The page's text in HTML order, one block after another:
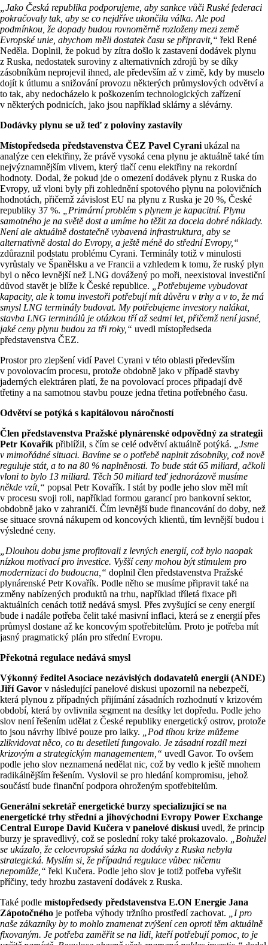
„Jako Česká republika podporujeme, aby sankce vůči Ruské federaci
pokračovaly tak, aby se co nejdříve ukončila válka. Ale pod
podmínkou, že dopady budou rovnoměrně rozloženy mezi země
Evropské unie, abychom měli dostatek času se připravit,“ řekl René
Neděla. Doplnil, že pokud by zítra došlo k zastavení dodávek plynu
z Ruska, nedostatek suroviny z alternativních zdrojů by se díky
zásobníkům neprojevil ihned, ale především až v zimě, kdy by muselo
dojít k útlumu a snižování provozu některých průmyslových odvětví a
to tak, aby nedocházelo k poškozením technologických zařízení
v některých podnicích, jako jsou například sklárny a slévárny.
Dodávky plynu se už teď z poloviny zastavily
Místopředseda představenstva ČEZ Pavel Cyrani ukázal na
analýze cen elektřiny, že právě vysoká cena plynu je aktuálně také tím
nejvýznamnějším vlivem, který tlačí cenu elektřiny na rekordní
hodnoty. Dodal, že pokud jde o omezení dodávek plynu z Ruska do
Evropy, už vloni byly při zohlednění spotového plynu na polovičních
hodnotách, přičemž závislost EU na plynu z Ruska je 20 %, České
republiky 37 %.
„Primární problém s plynem je kapacitní. Plynu
samotného je na světě dost a umíme ho těžit za docela dobré náklady.
Není ale aktuálně dostatečně vybavená infrastruktura, aby se
alternativně dostal do Evropy, a ještě méně do střední Evropy,“
zdůraznil podstatu problému Cyrani. Terminály totiž v minulosti
vyrůstaly ve Španělsku a ve Francii a vzhledem k tomu, že ruský plyn
byl o něco levnější než LNG dovážený po moři, neexistoval investiční
důvod stavět je blíže k České republice.
„Potřebujeme vybudovat
kapacity, ale k tomu investoři potřebují mít důvěru v trhy a v to, že má
smysl LNG terminály budovat. My potřebujeme investory nalákat,
stavba LNG terminálů je otázkou tří až sedmi let, přičemž není jasné,
jaké ceny plynu budou za tři roky,“ uvedl místopředseda
představenstva ČEZ.
Prostor pro zlepšení vidí Pavel Cyrani v této oblasti především
v povolovacím procesu, protože obdobně jako v případě stavby
jaderných elektráren platí, že na povolovací proces připadají dvě
třetiny a na samotnou stavbu pouze jedna třetina potřebného času.
Odvětví se potýká s kapitálovou náročností
Člen představenstva Pražské plynárenské odpovědný za strategii
Petr Kovařík přiblížil, s čím se celé odvětví aktuálně potýká.
„Jsme
v mimořádné situaci. Bavíme se o potřebě naplnit zásobníky, což nově
reguluje stát, a to na 80 % naplněnosti. To bude stát 65 miliard, ačkoli
vloni to bylo 13 miliard. Těch 50 miliard teď jednorázově musíme
někde vzít,“ popsal Petr Kovařík. I stát by podle jeho slov měl mít
v procesu svoji roli, například formou garancí pro bankovní sektor,
obdobně jako v zahraničí. Čím levnější bude financování do doby, než
se situace srovná nákupem od koncových klientů, tím levnější budou i
výsledné ceny.
„Dlouhou dobu jsme profitovali z levných energií, což bylo naopak
nízkou motivací pro investice. Vyšší ceny mohou být stimulem pro
modernizaci do budoucna,“ doplnil člen představenstva Pražské
plynárenské Petr Kovařík. Podle něho se musíme připravit také na
změny nabízených produktů na trhu, například tříletá fixace při
aktuálních cenách totiž nedává smysl. Přes zvyšující se ceny energií
bude i nadále potřeba čelit také masivní inflaci, která se z energií přes
průmysl dostane až ke koncovým spotřebitelům. Proto je potřeba mít
jasný pragmatický plán pro střední Evropu.
Překotná regulace nedává smysl
Výkonný ředitel Asociace nezávislých dodavatelů energií (ANDE)
Jiří Gavor v následující panelové diskusi upozornil na nebezpečí,
která plynou z případných přijímání zásadních rozhodnutí v krizovém
období, která by ovlivnila segment na desítky let dopředu. Podle jeho
slov není řešením udělat z České republiky energetický ostrov, protože
to jsou návrhy líbivé pouze pro laiky.
„Pod tíhou krize můžeme
zlikvidovat něco, co tu desetiletí fungovalo. Je zásadní rozdíl mezi
krizovým a strategickým managementem,“ uvedl Gavor. To ovšem
podle jeho slov neznamená nedělat nic, což by vedlo k ještě mnohem
radikálnějším řešením. Vyslovil se pro hledání kompromisu, jehož
součástí bude finanční podpora ohroženým spotřebitelům.
Generální sekretář energetické burzy specializující se na
energetické trhy střední a jihovýchodní Evropy Power Exchange
Central Europe David Kučera v panelové diskusi uvedl, že princip
burzy je spravedlivý, což se poslední roky také prokazovalo.
„Bohužel
se ukázalo, že celoevropská sázka na dodávky z Ruska nebyla
strategická. Myslím si, že případná regulace vůbec ničemu
nepomůže,“ řekl Kučera. Podle jeho slov je totiž potřeba vyřešit
příčiny, tedy hrozbu zastavení dodávek z Ruska.
Také podle místopředsedy představenstva E.ON Energie Jana
Zápotočného je potřeba výhody tržního prostředí zachovat.
„I pro
naše zákazníky by to mohlo znamenat zvýšení cen oproti těm aktuálně
fixovaným. Je potřeba zaměřit se na lidi, kteří potřebují pomoc, to je